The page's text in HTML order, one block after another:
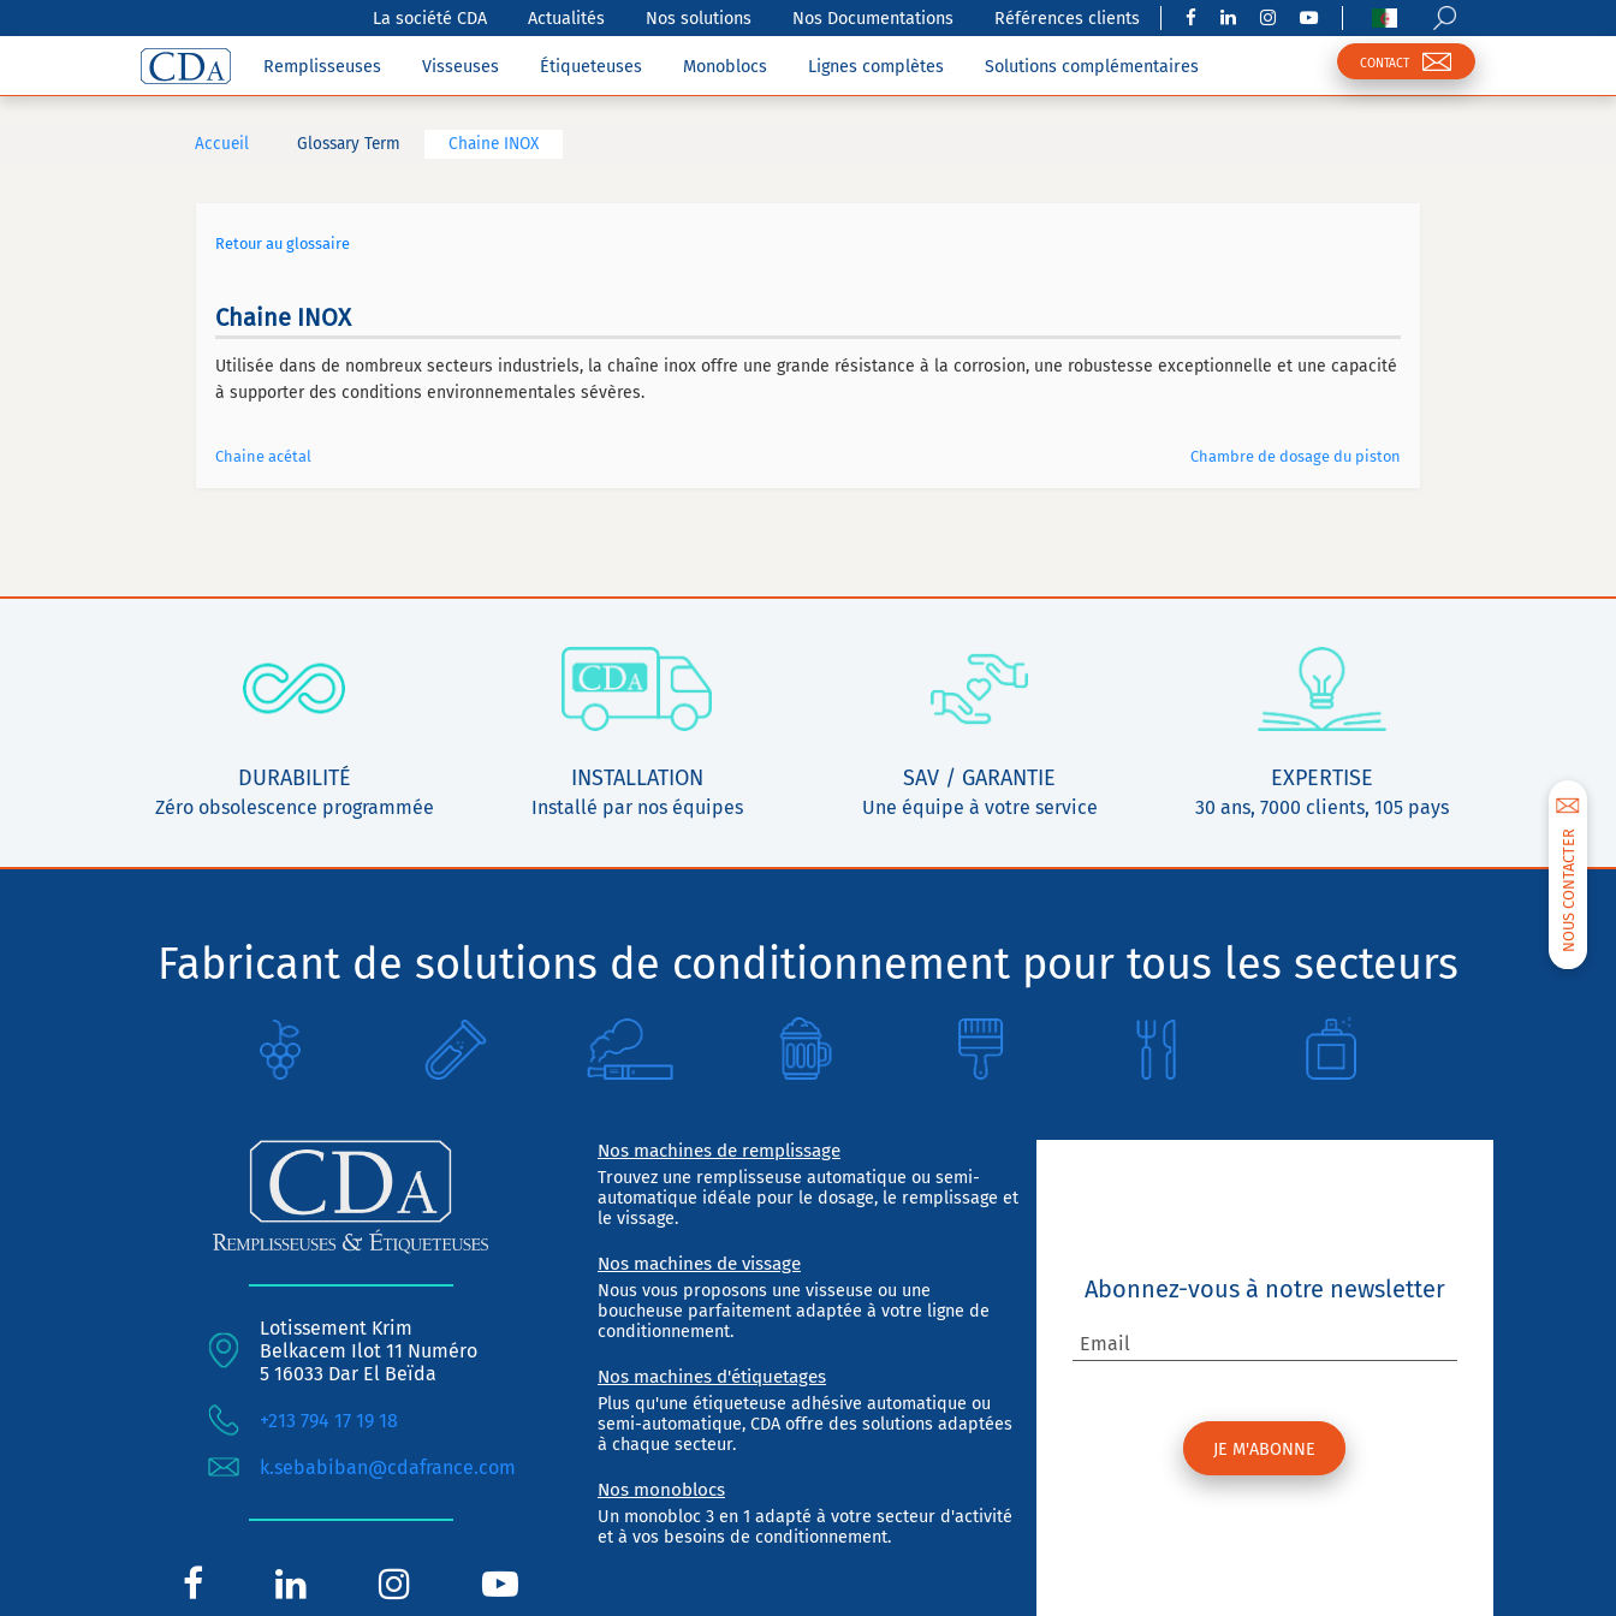
La société CDA Actualités Nos solutions Nos Documentations Références clients
Remplisseuses Visseuses Étiqueteuses Monoblocs Lignes complètes Solutions complémentaires CONTACT
NOUS CONTACTER
Accueil Glossary Term Chaine INOX
Retour au glossaire
Chaine INOX
Utilisée dans de nombreux secteurs industriels, la chaîne inox offre une grande résistance à la corrosion, une robustesse exceptionnelle et une capacité
à supporter des conditions environnementales sévères.
Chaine acétal Chambre de dosage du piston
DURABILITÉ
Zéro obsolescence programmée
INSTALLATION
Installé par nos équipes
SAV / GARANTIE
Une équipe à votre service
EXPERTISE
30 ans, 7000 clients, 105 pays
Fabricant de solutions de conditionnement pour tous les secteurs
Lotissement Krim
Belkacem Ilot 11 Numéro
5 16033 Dar El Beïda
+213 794 17 19 18
k.sebabiban@cdafrance.com
Nos machines de remplissage
Trouvez une remplisseuse automatique ou semi-
automatique idéale pour le dosage, le remplissage et
le vissage.
Nos machines de vissage
Nous vous proposons une visseuse ou une
boucheuse parfaitement adaptée à votre ligne de
conditionnement.
Nos machines d'étiquetages
Plus qu'une étiqueteuse adhésive automatique ou
semi-automatique, CDA offre des solutions adaptées
à chaque secteur.
Nos monoblocs
Un monobloc 3 en 1 adapté à votre secteur d'activité
et à vos besoins de conditionnement.
Abonnez-vous à notre newsletter
Email